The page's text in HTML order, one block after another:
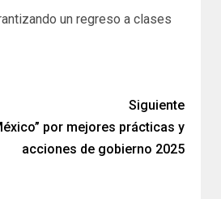
un regreso a clases
Siguiente
por mejores prácticas y
acciones de gobierno 2025